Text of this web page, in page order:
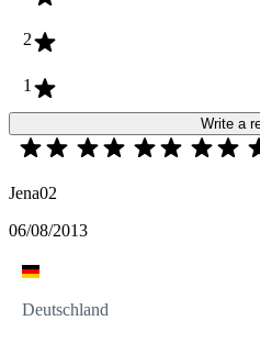
2
1
Write a
Jena02
06/08/2013
Deutschland